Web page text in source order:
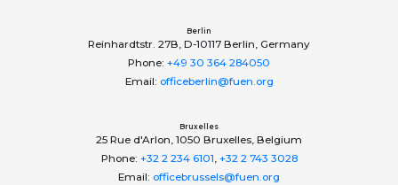
Berlin
Reinhardtstr. 27B, D-10117 Berlin, Germany
Phone: +49 30 364 284050
Email: officeberlin@fuen.org
Bruxelles
25 Rue d'Arlon, 1050 Bruxelles, Belgium
Phone: +32 2 234 6101, +32 2 743 3028
Email: officebrussels@fuen.org